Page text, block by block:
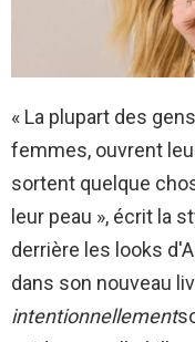
« La plupart des
femmes, ouvrent
sortent quelque
leur peau », écrit la
derrière les looks
dans son nouveau
intentionnellement